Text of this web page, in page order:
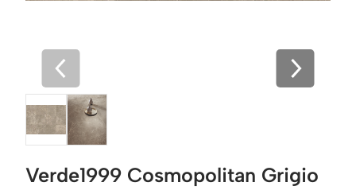
Verde1999 Cosmopolitan Grigio